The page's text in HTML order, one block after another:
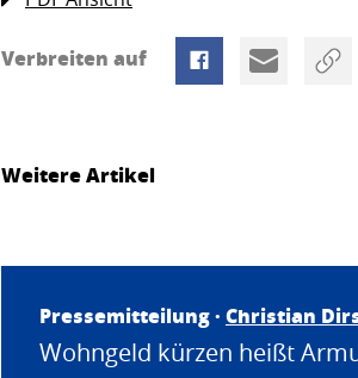
Verbreiten auf
Weitere Artikel
Pressemitteilung · Christian
Wohngeld kürzen heißt